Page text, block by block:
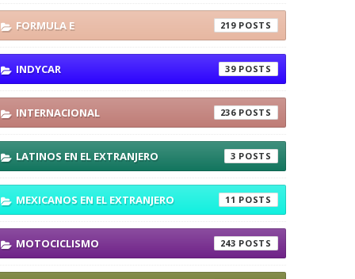
FORMULA E 219
INDYCAR 39
INTERNACIONAL 236
LATINOS EN EL EXTRANJERO 3
MEXICANOS EN EL EXTRANJERO 11
MOTOCICLISMO 243